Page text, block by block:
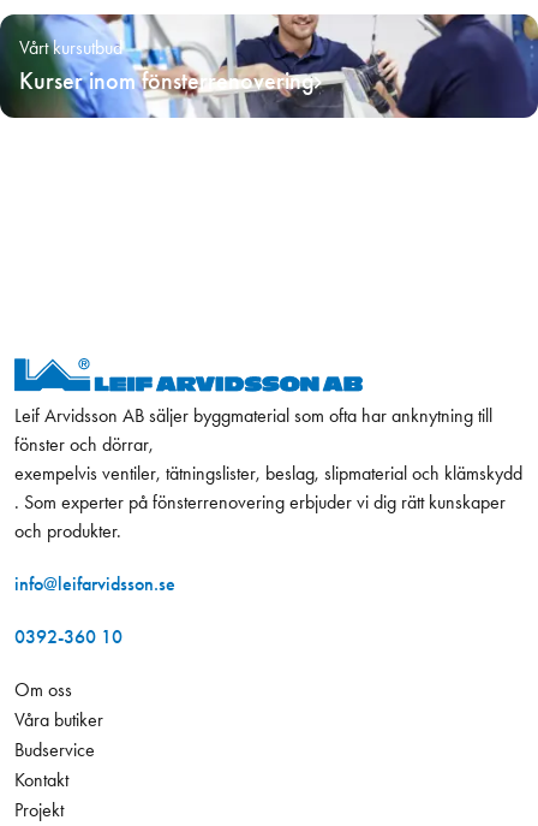
Vårt kursutbud
Kurser inom fönsterrenovering
Leif Arvidsson AB säljer byggmaterial som ofta har anknytning till
fönster och dörrar,
exempelvis ventiler, tätningslister, beslag, slipmaterial och klämskydd
. Som experter på fönsterrenovering erbjuder vi dig rätt kunskaper
och produkter.
info@leifarvidsson.se
0392-360 10
Om oss
Våra butiker
Budservice
Kontakt
Projekt